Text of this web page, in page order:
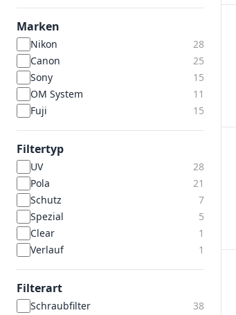
Marken
Nikon
28
Canon
25
Sony
15
OM System
11
Fuji
15
Filtertyp
UV
28
Pola
21
Schutz
7
Spezial
5
Clear
1
Verlauf
1
Filterart
Schraubfilter
38